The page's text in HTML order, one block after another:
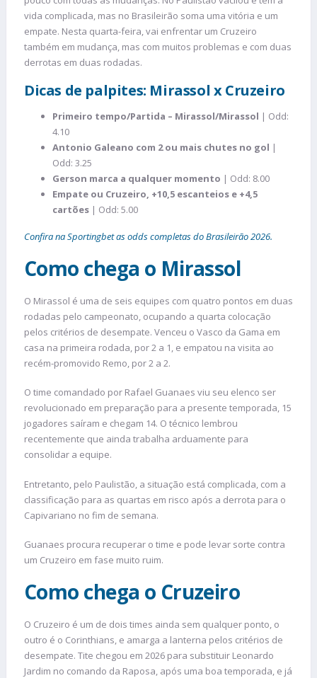
vida complicada, mas no Brasileirão soma uma vitória e um
empate. Nesta quarta-feira, vai enfrentar um Cruzeiro
também em mudança, mas com muitos problemas e com duas
derrotas em duas rodadas.
Dicas de palpites: Mirassol x Cruzeiro
Primeiro tempo/Partida – Mirassol/Mirassol | Odd:
4.10
Antonio Galeano com 2 ou mais chutes no gol |
Odd: 3.25
Gerson marca a qualquer momento | Odd: 8.00
Empate ou Cruzeiro, +10,5 escanteios e +4,5
cartões | Odd: 5.00
Confira na Sportingbet as odds completas do Brasileirão 2026.
Como chega o Mirassol
O Mirassol é uma de seis equipes com quatro pontos em duas
rodadas pelo campeonato, ocupando a quarta colocação
pelos critérios de desempate. Venceu o Vasco da Gama em
casa na primeira rodada, por 2 a 1, e empatou na visita ao
recém-promovido Remo, por 2 a 2.
O time comandado por Rafael Guanaes viu seu elenco ser
revolucionado em preparação para a presente temporada, 15
jogadores saíram e chegam 14. O técnico lembrou
recentemente que ainda trabalha arduamente para
consolidar a equipe.
Entretanto, pelo Paulistão, a situação está complicada, com a
classificação para as quartas em risco após a derrota para o
Capivariano no fim de semana.
Guanaes procura recuperar o time e pode levar sorte contra
um Cruzeiro em fase muito ruim.
Como chega o Cruzeiro
O Cruzeiro é um de dois times ainda sem qualquer ponto, o
outro é o Corinthians, e amarga a lanterna pelos critérios de
desempate. Tite chegou em 2026 para substituir Leonardo
Jardim no comando da Raposa, após uma boa temporada, e já